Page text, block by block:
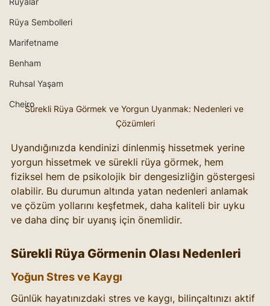
Rüya Sembolleri
Marifetname
Benham
Ruhsal Yaşam
Cheiro
Sürekli Rüya Görmek ve Yorgun Uyanmak: Nedenleri ve
Çözümleri
Uyandığınızda kendinizi dinlenmiş hissetmek yerine
yorgun hissetmek ve sürekli rüya görmek, hem
fiziksel hem de psikolojik bir dengesizliğin göstergesi
olabilir. Bu durumun altında yatan nedenleri anlamak
ve çözüm yollarını keşfetmek, daha kaliteli bir uyku
ve daha dinç bir uyanış için önemlidir.
Sürekli Rüya Görmenin Olası Nedenleri
Yoğun Stres ve Kaygı
Günlük hayatınızdaki stres ve kaygı, bilinçaltınızı aktif